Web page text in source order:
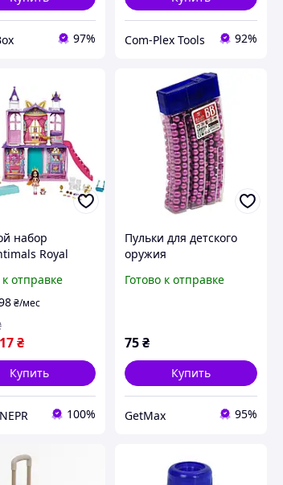
97% Com-Plex Tools 92%
набор
Royal
к отправке
₴/мес
₴
Купить
100%
Пульки для детского
оружия
пластиковые 6 мм 500
Готово к отправке
75₴
Купить
GetMax 95%